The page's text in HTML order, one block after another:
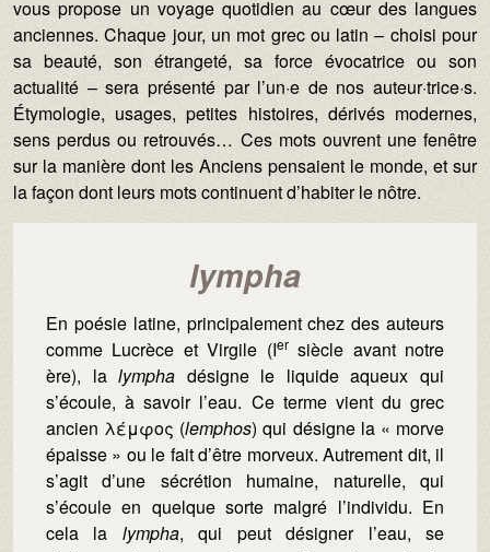
vous propose un voyage quotidien au cœur des langues
anciennes. Chaque jour, un mot grec ou latin – choisi pour
sa beauté, son étrangeté, sa force évocatrice ou son
actualité – sera présenté par l’un·e de nos auteur·trice·s.
Étymologie, usages, petites histoires, dérivés modernes,
sens perdus ou retrouvés… Ces mots ouvrent une fenêtre
sur la manière dont les Anciens pensaient le monde, et sur
la façon dont leurs mots continuent d’habiter le nôtre.
lympha
En poésie latine, principalement chez des auteurs
comme Lucrèce et Virgile (Iersiècle avant notre
ère), lalympha désigne le liquide aqueux qui
s’écoule, à savoir l’eau. Ce terme vient du grec
ancien λέμφος (lemphos) qui désigne la « morve
épaisse » ou le fait d’être morveux. Autrement dit, il
s’agit d’une sécrétion humaine, naturelle, qui
s’écoule en quelque sorte malgré l’individu. En
cela la lympha, qui peut désigner l’eau, se